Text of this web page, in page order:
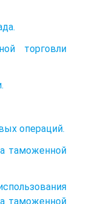
торговли
операций.
таможенной
таможенной